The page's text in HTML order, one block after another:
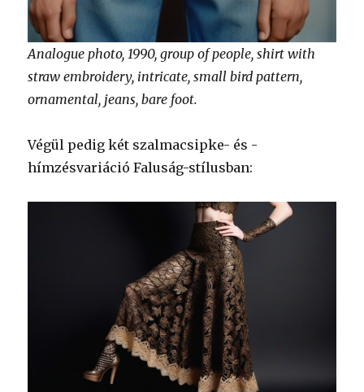
Analogue photo, 1990, group of people, shirt with
straw embroidery, intricate, small bird pattern,
ornamental, jeans, bare foot.
Végül pedig két szalmacsipke- és -
hímzésvariáció Faluság-stílusban: